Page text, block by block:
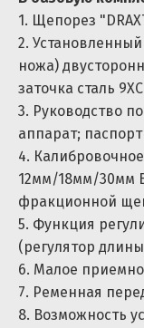
1. Щепорез
2.
ножа)
заточка сталь
3. Руководство
аппарат;
4.
12мм/18мм/30мм
фракционной
5. Функция
(регулятор
6. Малое
7. Ременная
8. Возможность
ПРИ ЗАКАЗЕ
ДОПОВ К
ПО РОССИИ